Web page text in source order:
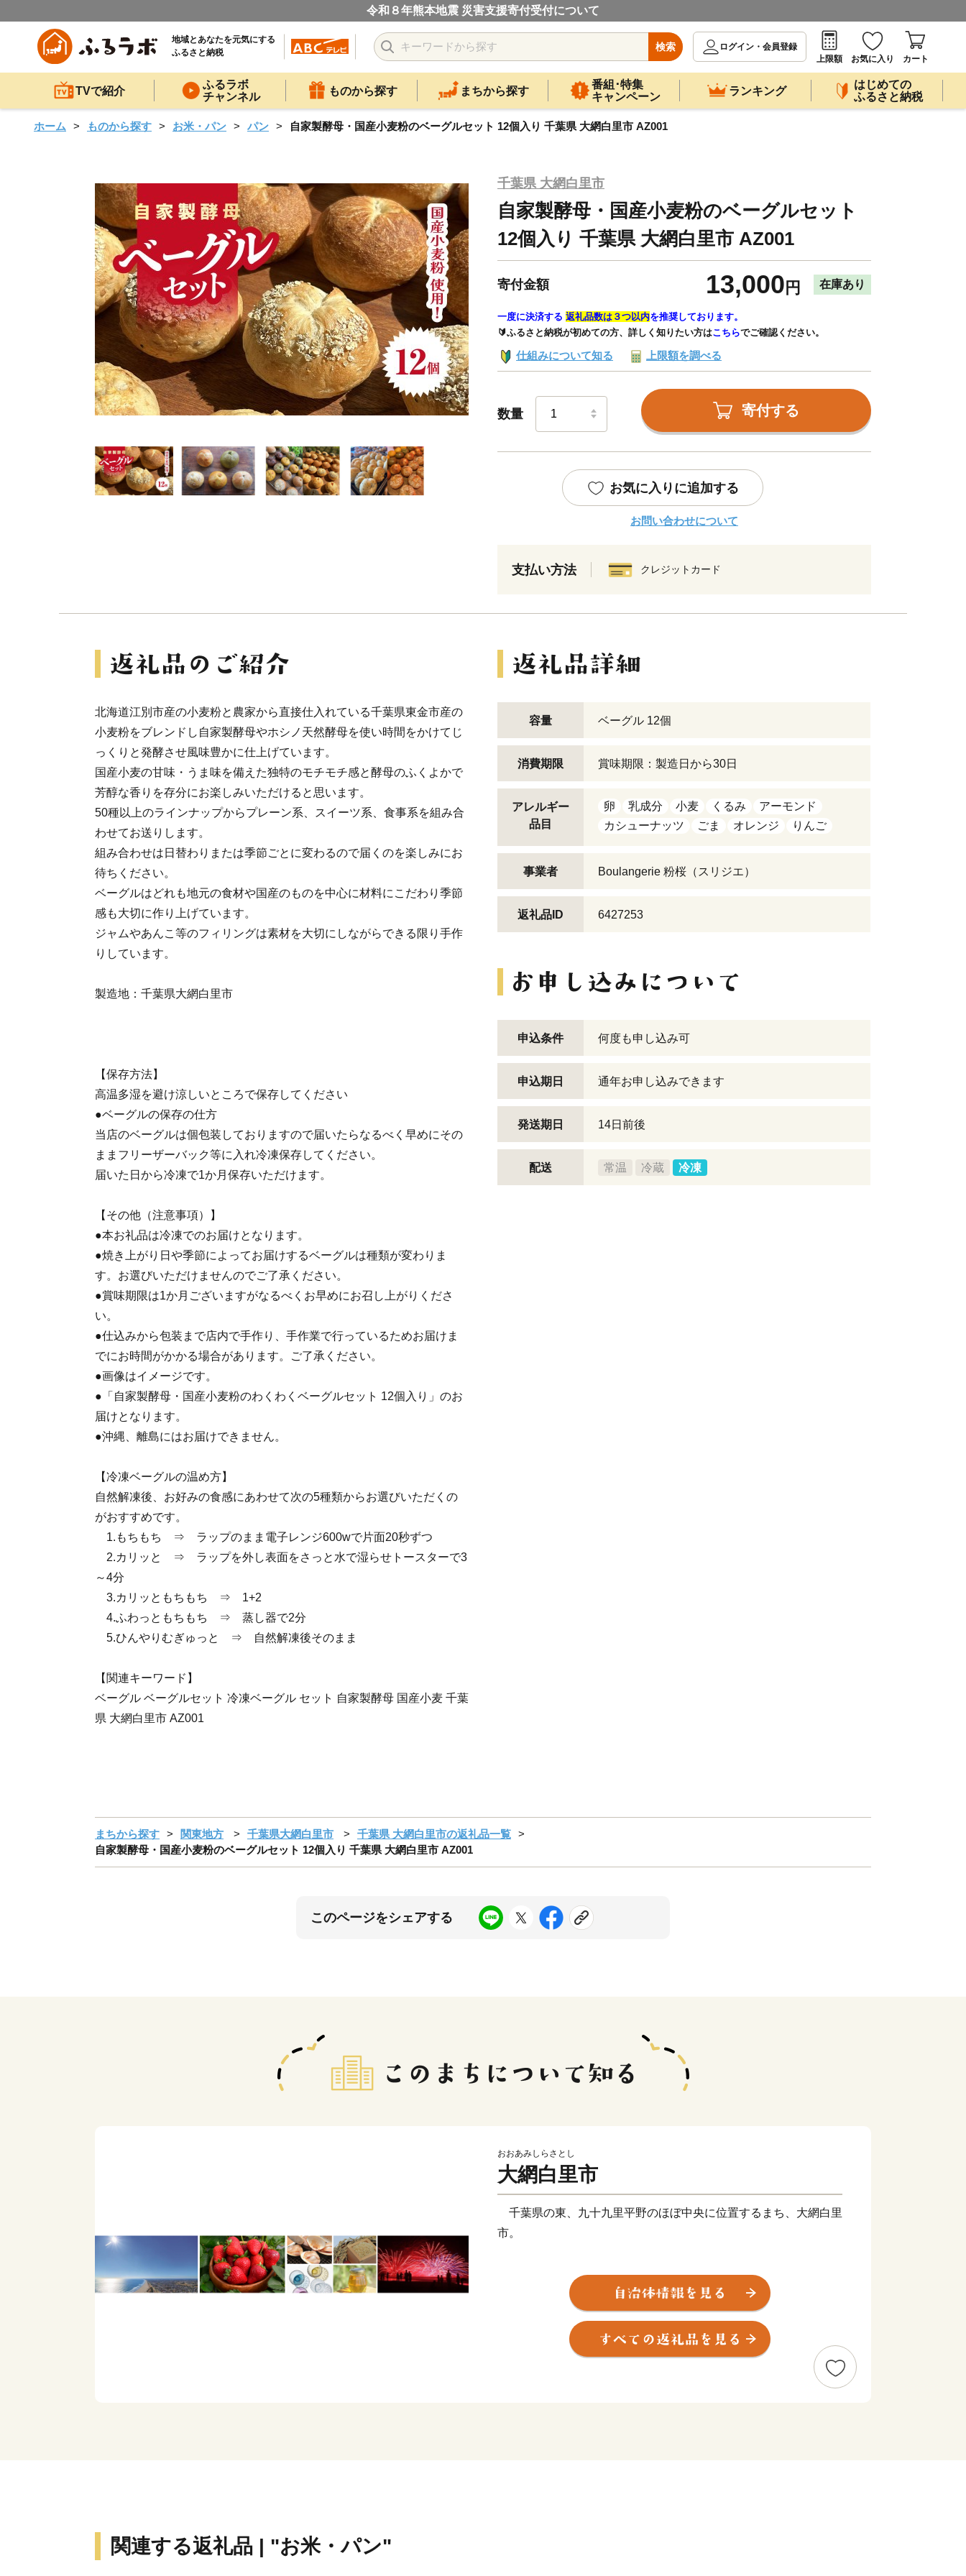
令和８年熊本地震 災害支援寄付受付について
地域とあなたを元気にする
ふるさと納税
検索
ログイン・会員登録
上限額
お気に入り カート
TVで紹介
ふるラボ
チャンネル
ものから探す まちから探す
番組･特集
キャンペーン
ランキング
はじめての
ふるさと納税
ホーム ものから探す お米・パン パン 自家製酵母・国産小麦粉のベーグルセット 12個入り 千葉県 大網白里市 AZ001
千葉県 大網白里市
自家製酵母・国産小麦粉のベーグルセット
12個入り 千葉県 大網白里市 AZ001
寄付金額 13,000 円 在庫あり
一度に決済する 返礼品数は３つ以内を推奨しております。
🔰ふるさと納税が初めての方、詳しく知りたい方はこちらでご確認ください。
仕組みについて知る 上限額を調べる
数量 寄付する
お気に入りに追加する
お問い合わせについて
支払い方法 クレジットカード
北海道江別市産の小麦粉と農家から直接仕入れている千葉県東金市産の
小麦粉をブレンドし自家製酵母やホシノ天然酵母を使い時間をかけてじ
っくりと発酵させ風味豊かに仕上げています。
国産小麦の甘味・うま味を備えた独特のモチモチ感と酵母のふくよかで
芳醇な香りを存分にお楽しみいただけると思います。
50種以上のラインナップからプレーン系、スイーツ系、食事系を組み合
わせてお送りします。
組み合わせは日替わりまたは季節ごとに変わるので届くのを楽しみにお
待ちください。
ベーグルはどれも地元の食材や国産のものを中心に材料にこだわり季節
感も大切に作り上げています。
ジャムやあんこ等のフィリングは素材を大切にしながらできる限り手作
りしています。
製造地：千葉県大網白里市
【保存方法】
高温多湿を避け涼しいところで保存してください
●ベーグルの保存の仕方
当店のベーグルは個包装しておりますので届いたらなるべく早めにその
ままフリーザーバック等に入れ冷凍保存してください。
届いた日から冷凍で1か月保存いただけます。
【その他（注意事項）】
●本お礼品は冷凍でのお届けとなります。
●焼き上がり日や季節によってお届けするベーグルは種類が変わりま
す。お選びいただけませんのでご了承ください。
●賞味期限は1か月ございますがなるべくお早めにお召し上がりくださ
い。
●仕込みから包装まで店内で手作り、手作業で行っているためお届けま
でにお時間がかかる場合があります。ご了承ください。
●画像はイメージです。
●「自家製酵母・国産小麦粉のわくわくベーグルセット 12個入り」のお
届けとなります。
●沖縄、離島にはお届けできません。
【冷凍ベーグルの温め方】
自然解凍後、お好みの食感にあわせて次の5種類からお選びいただくの
がおすすめです。
1.もちもち ⇒ ラップのまま電子レンジ600wで片面20秒ずつ
2.カリッと ⇒ ラップを外し表面をさっと水で湿らせトースターで3
～4分
3.カリッともちもち ⇒ 1+2
4.ふわっともちもち ⇒ 蒸し器で2分
5.ひんやりむぎゅっと ⇒ 自然解凍後そのまま
【関連キーワード】
ベーグル ベーグルセット 冷凍ベーグル セット 自家製酵母 国産小麦 千葉
県 大網白里市 AZ001
容量 ベーグル 12個
消費期限 賞味期限：製造日から30日
アレルギー
品目
卵 乳成分 小麦 くるみ
アーモンド
カシューナッツ
ごま オレンジ りんご
事業者 Boulangerie 粉桜（スリジエ）
返礼品ID 6427253
申込条件 何度も申し込み可
申込期日 通年お申し込みできます
発送期日 14日前後
配送 常温 冷蔵 冷凍
まちから探す 関東地方 千葉県大網白里市
千葉県 大網白里市の返礼品一覧
自家製酵母・国産小麦粉のベーグルセット 12個入り 千葉県 大網白里市 AZ001
このページをシェアする
おおあみしらさとし
大網白里市
千葉県の東、九十九里平野のほぼ中央に位置するまち、大網白里
市。
西は緑豊かな丘陵部、中央は広大な田園部、東は遠浅の美しい
「白里海岸」がつづき、特色ある豊かな自然風土を有しています。
水産加工業が盛んで、みりん干し、いわしのゴマ漬け、はまぐ
り、ながらみ、煮干しなど、豊かな海の幸が、訪れる人々を魅了し
つづけています。また、農業も盛んで、味が自慢の新鮮な野菜をは
関連する返礼品 | "お米・パン"